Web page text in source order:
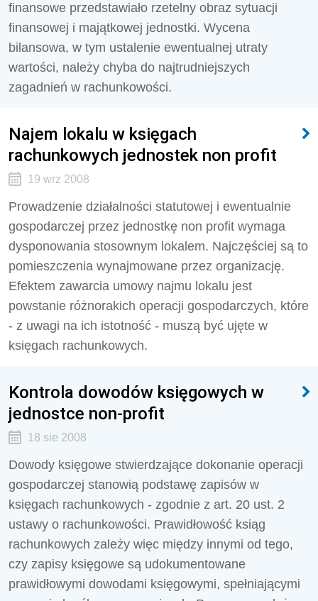
finansowe przedstawiało rzetelny obraz sytuacji
finansowej i majątkowej jednostki. Wycena
bilansowa, w tym ustalenie ewentualnej utraty
wartości, należy chyba do najtrudniejszych
zagadnień w rachunkowości.
Najem lokalu w księgach
rachunkowych jednostek non profit
19 wrz 2008
Prowadzenie działalności statutowej i ewentualnie
gospodarczej przez jednostkę non profit wymaga
dysponowania stosownym lokalem. Najczęściej są to
pomieszczenia wynajmowane przez organizację.
Efektem zawarcia umowy najmu lokalu jest
powstanie różnorakich operacji gospodarczych, które
- z uwagi na ich istotność - muszą być ujęte w
księgach rachunkowych.
Kontrola dowodów księgowych w
jednostce non-profit
18 sie 2008
Dowody księgowe stwierdzające dokonanie operacji
gospodarczej stanowią podstawę zapisów w
księgach rachunkowych - zgodnie z art. 20 ust. 2
ustawy o rachunkowości. Prawidłowość ksiąg
rachunkowych zależy więc między innymi od tego,
czy zapisy księgowe są udokumentowane
prawidłowymi dowodami księgowymi, spełniającymi